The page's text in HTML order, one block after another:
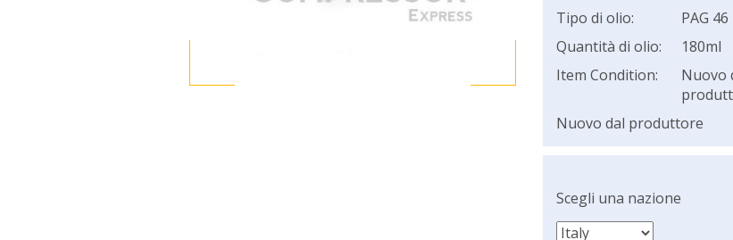
Tipo di olio:
PAG 46
Quantità di olio:
180ml
Item Condition:
Nuovo
Nuovo dal produttore
Scegli una nazione